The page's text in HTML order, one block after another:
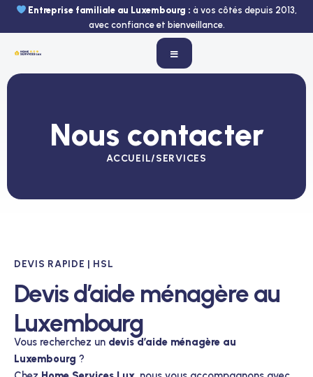
Aller
Entreprise familiale au Luxembourg : à vos côtés depuis 2013,
avec confiance et bienveillance.
Nous contacter
ACCUEIL/SERVICES
DEVIS RAPIDE | HSL
Devis d’aide ménagère au
Luxembourg
Vous recherchez un devis d’aide ménagère au
Luxembourg ?